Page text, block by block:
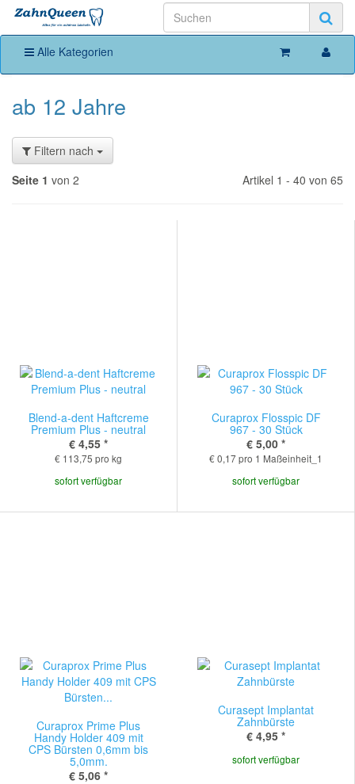
Alle Kategorien
ab 12 Jahre
Filtern nach
Seite 1 von 2 Artikel 1 - 40 von 65
Blend-a-dent Haftcreme
Premium Plus - neutral
€ 4,55 *
€ 113,75 pro kg
sofort verfügbar
Curaprox Flosspic DF
967 - 30 Stück
€ 5,00 *
€ 0,17 pro 1 Maßeinheit_1
sofort verfügbar
Curaprox Prime Plus
Handy Holder 409 mit
CPS Bürsten 0,6mm bis
5,0mm.
€ 5,06 *
Curasept Implantat
Zahnbürste
€ 4,95 *
sofort verfügbar